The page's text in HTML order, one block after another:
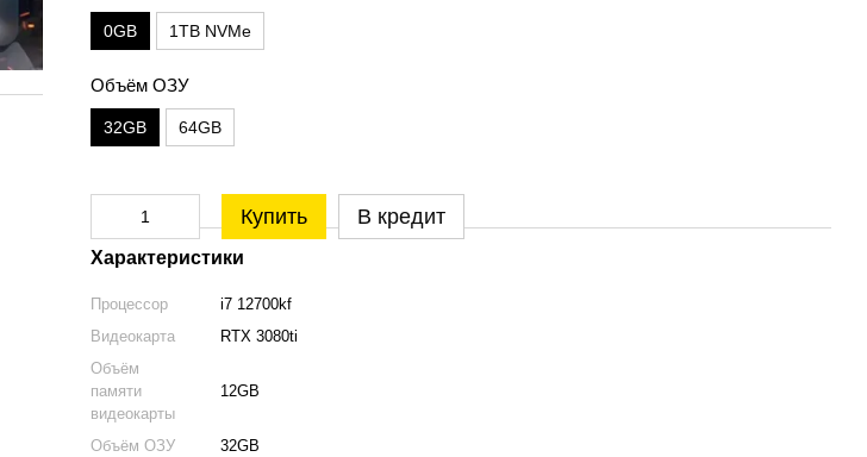
0GB 1TB NVMe
Объём ОЗУ
32GB 64GB
Купить В кредит
Характеристики
Процессор
i7 12700kf
Видеокарта
RTX 3080ti
Объём
памяти
видеокарты
12GB
Объём ОЗУ
32GB